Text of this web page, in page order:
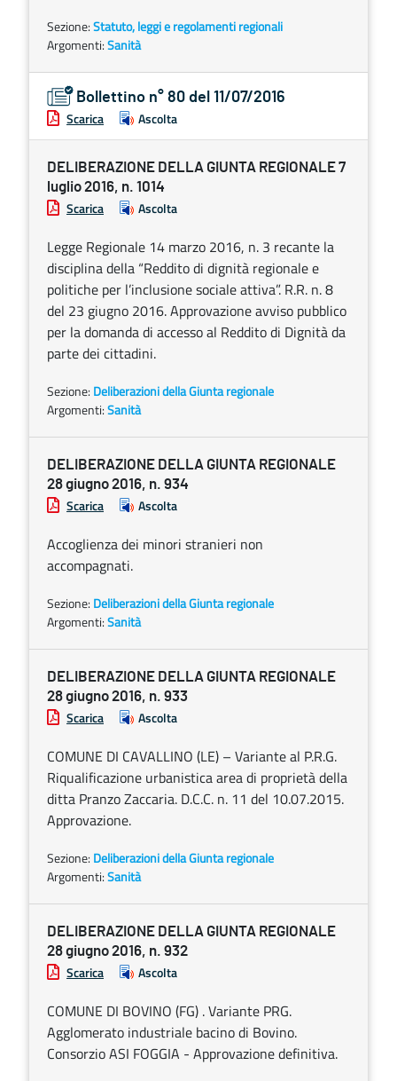
Sezione:Statuto, leggi e regolamenti regionali
Argomenti:Sanità
Bollettino n° 80 del 11/07/2016
Scarica Ascolta
DELIBERAZIONE DELLA GIUNTA REGIONALE 7
luglio 2016, n. 1014
Scarica Ascolta
Legge Regionale 14 marzo 2016, n. 3 recante la
disciplina della “Reddito di dignità regionale e
politiche per l’inclusione sociale attiva”. R.R. n. 8
del 23 giugno 2016. Approvazione avviso pubblico
per la domanda di accesso al Reddito di Dignità da
parte dei cittadini.
Sezione: Deliberazioni della Giunta regionale
Argomenti:Sanità
DELIBERAZIONE DELLA GIUNTA REGIONALE
28 giugno 2016, n. 934
Scarica Ascolta
Accoglienza dei minori stranieri non
accompagnati.
Sezione: Deliberazioni della Giunta regionale
Argomenti:Sanità
DELIBERAZIONE DELLA GIUNTA REGIONALE
28 giugno 2016, n. 933
Scarica Ascolta
COMUNE DI CAVALLINO (LE) – Variante al P.R.G.
Riqualificazione urbanistica area di proprietà della
ditta Pranzo Zaccaria. D.C.C. n. 11 del 10.07.2015.
Approvazione.
Sezione: Deliberazioni della Giunta regionale
Argomenti:Sanità
DELIBERAZIONE DELLA GIUNTA REGIONALE
28 giugno 2016, n. 932
Scarica Ascolta
COMUNE DI BOVINO (FG) . Variante PRG.
Agglomerato industriale bacino di Bovino.
Consorzio ASI FOGGIA - Approvazione definitiva.